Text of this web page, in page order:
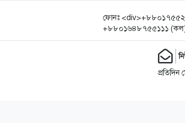
ফোনঃ
+৮৮০১৬৪৮৭৫৫১১১